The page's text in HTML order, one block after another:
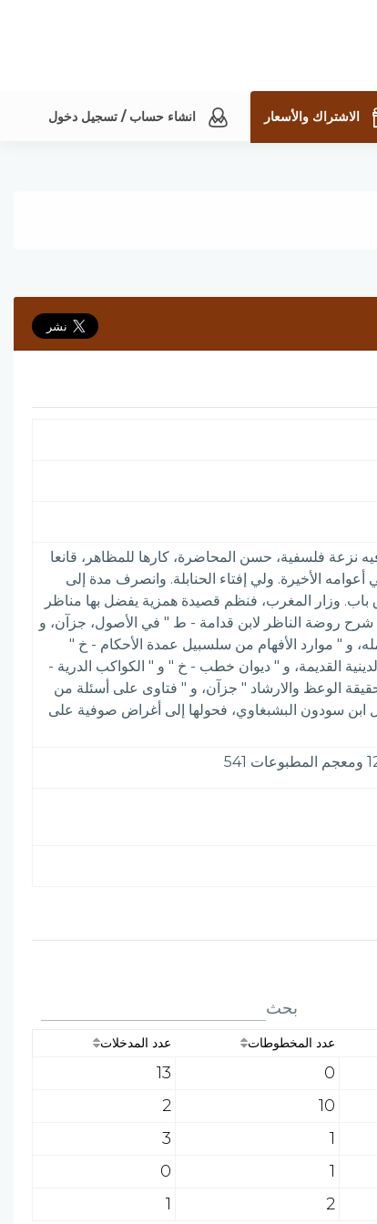
الاشتراك والأسعار انشاء حساب / تسجيل دخول
فلسفية، حسن المحاضرة، كارها للمظاهر، قانعا
الأخيرة. ولي إفتاء الحنابلة. وانصرف مدة إلى
باب. وزار المغرب، فنظم قصيدة همزية يفضل بها مناظر
روضة الناظر لابن قدامة - ط " في الأصول، جزآن، و
- خ " لم يكمله، و " موارد الأفهام من سلسبيل عمدة الأحكام - خ "
القديمة، و " ديوان خطب - خ " و " الكواكب الدرية -
الوعظ والارشاد " جزآن، و " فتاوى على أسئلة من
ابن سودون البشبغاوي، فحولها إلى أغراض صوفية على
بحث
عدد المخطوطات عدد المدخلات
0
13
10
2
1
3
1
0
2
1